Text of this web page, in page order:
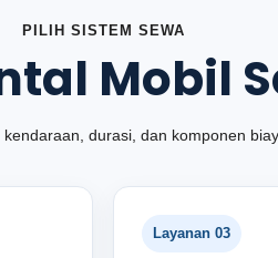
PILIH SISTEM SEWA
Mobil
durasi, dan komponen
Layanan 03